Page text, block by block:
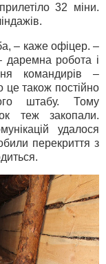
32 міни.
– каже офіцер. –
даремна робота і
командирів –
це також постійно
штабу. Тому
теж закопали.
удалося
перекриття з